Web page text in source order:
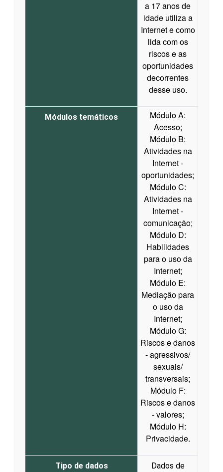
a 17 anos de
idade utiliza a
Internet e como
lida com os
riscos e as
oportunidades
decorrentes
desse uso.
Módulos temáticos
Módulo A:
Acesso;
Módulo B:
Atividades na
Internet -
oportunidades;
Módulo C:
Atividades na
Internet -
comunicação;
Módulo D:
Habilidades
para o uso da
Internet;
Módulo E:
Mediação para
o uso da
Internet;
Módulo G:
Riscos e danos
- agressivos/
sexuais/
transversais;
Módulo F:
Riscos e danos
- valores;
Módulo H:
Privacidade.
Tipo de dados Dados de